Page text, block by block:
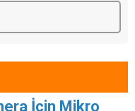
İçin Mikro